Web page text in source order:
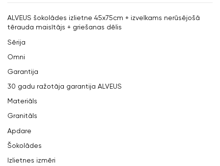
ALVEUS šokolādes izlietne 45x75cm + izvelkams nerūsējošā
tērauda maisītājs + griešanas dēlis
Sērija
Omni
Garantija
30 gadu ražotāja garantija ALVEUS
Materiāls
Granitāls
Apdare
Šokolādes
Izlietnes izmēri